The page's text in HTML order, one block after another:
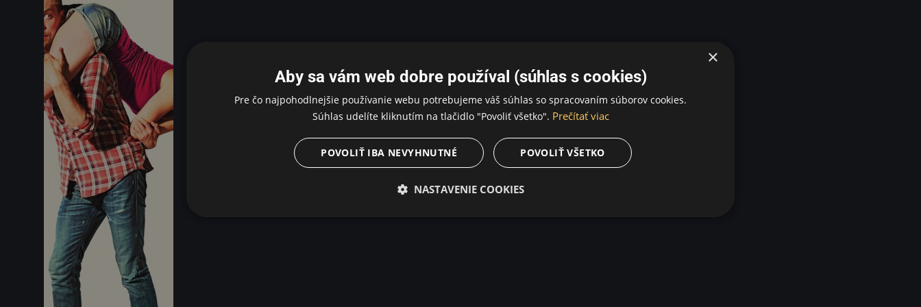
×
Aby sa vám web dobre používal (súhlas s cookies)
Pre čo najpohodlnejšie používanie webu potrebujeme váš súhlas so spracovaním súborov cookies.
Súhlas udelíte kliknutím na tlačidlo "Povoliť všetko". Prečítať viac
POVOLIŤ VŠETKO
POVOLIŤ IBA NEVYHNUTNÉ
NASTAVENIE COOKIES